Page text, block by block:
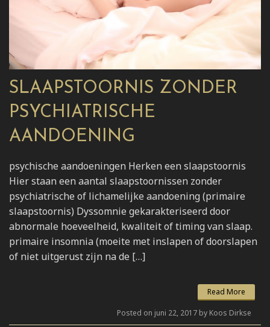
SLAAPSTOORNIS ZONDER
PSYCHIATRISCHE
AANDOENING
psychische aandoeningen Herken een slaapstoornis
Hier staan een aantal slaapstoornissen zonder
psychiatrische of lichamelijke aandoening (primaire
slaapstoornis) Dyssomnie gekarakteriseerd door
abnormale hoeveelheid, kwaliteit of timing van slaap.
primaire insomnia (moeite met inslapen of doorslapen
of niet uitgerust zijn na de […]
Read More
Posted on juni 22, 2017 by Koos Dirkse